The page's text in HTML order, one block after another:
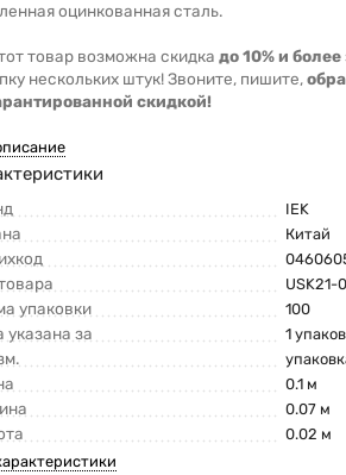
оцинкованная сталь.
товар возможна скидкадо 10% и более
нескольких штук! Звоните, пишите,
скидкой!
IEK
Китай
USK21-
упаковки 100
указана за 1
0.1 м
0.07 м
0.02 м